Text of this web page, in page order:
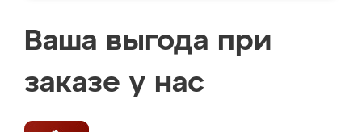
Ваша выгода при
заказе у нас